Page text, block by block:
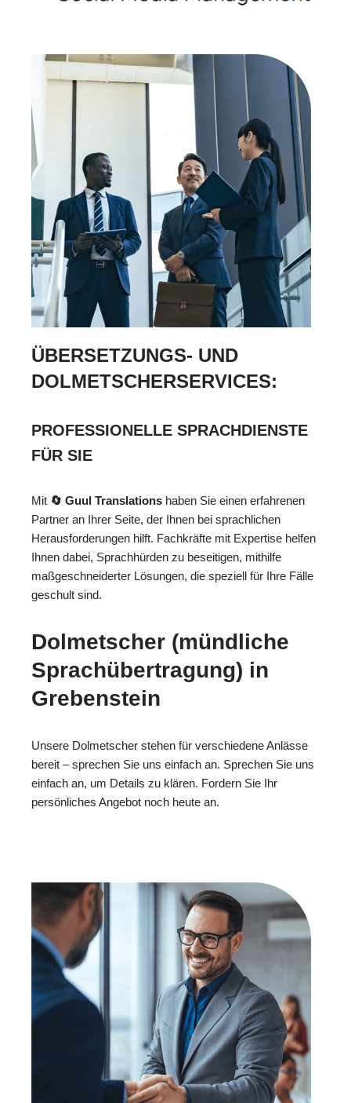
ÜBERSETZUNGS- UND
DOLMETSCHERSERVICES:
PROFESSIONELLE SPRACHDIENSTE
FÜR SIE
Mit 🔄 Guul Translations haben Sie einen erfahrenen
Partner an Ihrer Seite, der Ihnen bei sprachlichen
Herausforderungen hilft. Fachkräfte mit Expertise helfen
Ihnen dabei, Sprachhürden zu beseitigen, mithilfe
maßgeschneiderter Lösungen, die speziell für Ihre Fälle
geschult sind.
Dolmetscher (mündliche
Sprachübertragung) in
Grebenstein
Unsere Dolmetscher stehen für verschiedene Anlässe
bereit – sprechen Sie uns einfach an. Sprechen Sie uns
einfach an, um Details zu klären. Fordern Sie Ihr
persönliches Angebot noch heute an.